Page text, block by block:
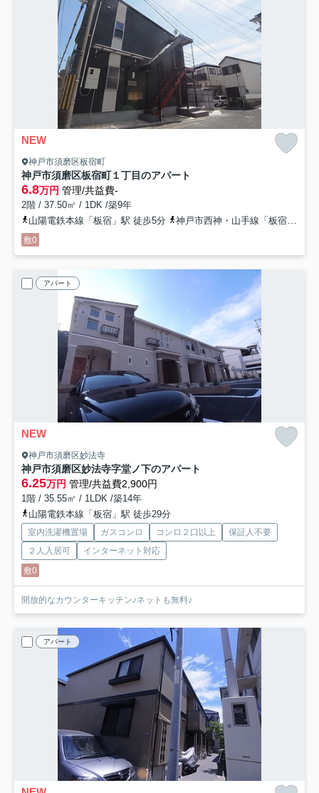
NEW
神戸市須磨区板宿町
神戸市須磨区板宿町１丁目のアパート
6.8万円 管理/共益費-
2階 / 37.50㎡ / 1DK /築9年
山陽電鉄本線「板宿」駅 徒歩5分
神戸市西神・山手線「板宿」駅 徒歩5分
敷0
アパート
NEW
神戸市須磨区妙法寺
神戸市須磨区妙法寺字堂ノ下のアパート
6.25万円 管理/共益費2,900円
1階 / 35.55㎡ / 1LDK /築14年
山陽電鉄本線「板宿」駅 徒歩29分
室内洗濯機置場 ガスコンロ コンロ２口以上
保証人不要
２人入居可
インターネット対応
敷0
開放的なカウンターキッチン♪ネットも無料♪
アパート